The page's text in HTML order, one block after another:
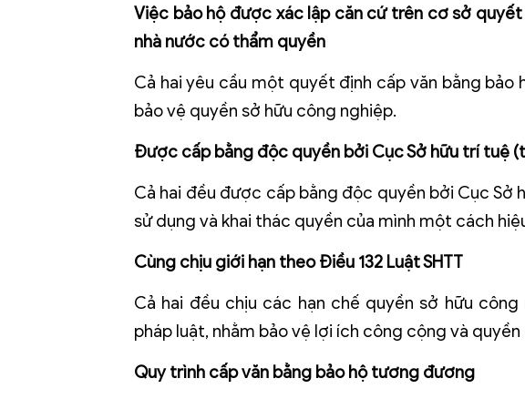
Việc bảo hộ được xác lập căn cứ trên cơ sở
nhà nước có thẩm quyền
Cả hai yêu cầu một quyết định cấp văn bằng bảo
bảo vệ quyền sở hữu công nghiệp.
Được cấp bằng độc quyền bởi Cục Sở hữu trí tuệ
Cả hai đều được cấp bằng độc quyền bởi Cục Sở
sử dụng và khai thác quyền của mình một cách
Cùng chịu giới hạn theo Điều 132 Luật SHTT
Cả hai đều chịu các hạn chế quyền sở hữu
pháp luật, nhằm bảo vệ lợi ích công cộng và
Quy trình cấp văn bằng bảo hộ tương đương